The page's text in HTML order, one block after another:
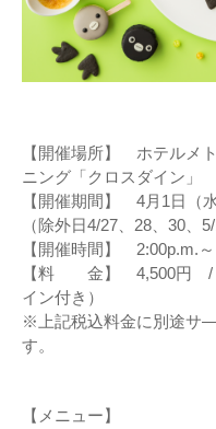
?C.S/JR
【開催場所】 ホテルメ
ニング「クロスダイン」
【開催期間】 4月1日（
（除外日4/27、28、30
【開催時間】 2:00p.m.
【料 金】 4,500円 /
イン付き）
※上記税込料金に別途サ
す。
【メニュー】